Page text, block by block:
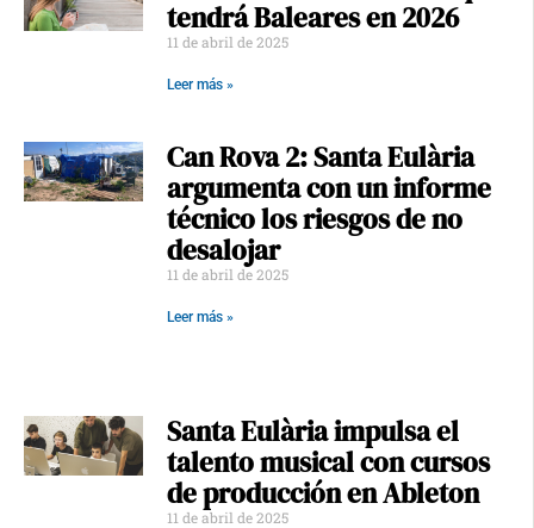
tendrá Baleares en 2026
11 de abril de 2025
Leer más »
Can Rova 2: Santa Eulària
argumenta con un informe
técnico los riesgos de no
desalojar
11 de abril de 2025
Leer más »
Santa Eulària impulsa el
talento musical con cursos
de producción en Ableton
11 de abril de 2025